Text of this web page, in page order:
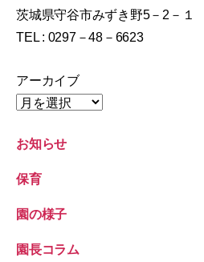
茨城県守谷市みずき野5－2－１
TEL : 0297－48－6623
アーカイブ
お知らせ
保育
園の様子
園長コラム